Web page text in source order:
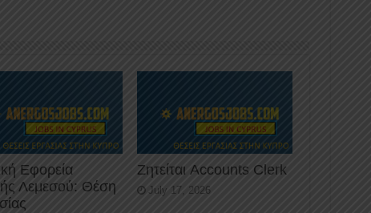
Εφορεία
Λεμεσού: Θέση
Ζητείται Accounts Clerk
July 17, 2026